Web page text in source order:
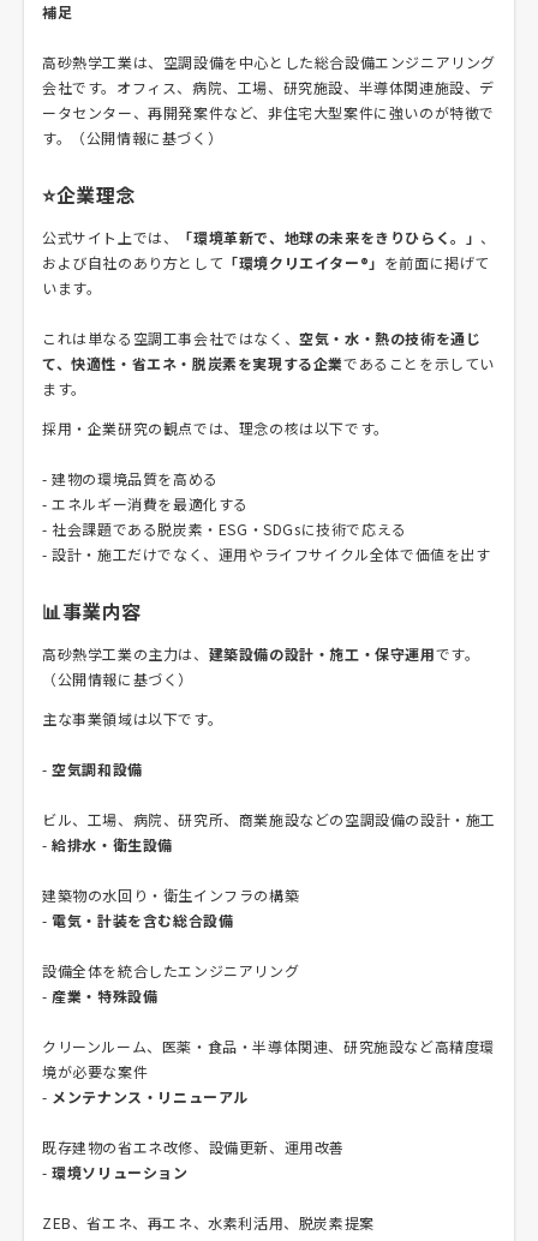
補足
高砂熱学工業は、空調設備を中心とした総合設備エンジニアリング
会社です。オフィス、病院、工場、研究施設、半導体関連施設、デ
ータセンター、再開発案件など、非住宅大型案件に強いのが特徴で
す。（公開情報に基づく）
⭐企業理念
公式サイト上では、 「環境革新で、地球の未来をきりひらく。」 、
および自社のあり方として 「環境クリエイター®」 を前面に掲げて
います。
これは単なる空調工事会社ではなく、空気・水・熱の技術を通じ
て、快適性・省エネ・脱炭素を実現する企業であることを示してい
ます。
採用・企業研究の観点では、理念の核は以下です。
- 建物の環境品質を高める
- エネルギー消費を最適化する
- 社会課題である脱炭素・ESG・SDGsに技術で応える
- 設計・施工だけでなく、運用やライフサイクル全体で価値を出す
📊事業内容
高砂熱学工業の主力は、 建築設備の設計・施工・保守運用です。
（公開情報に基づく）
主な事業領域は以下です。
-空気調和設備
ビル、工場、病院、研究所、商業施設などの空調設備の設計・施工
-給排水・衛生設備
建築物の水回り・衛生インフラの構築
-電気・計装を含む総合設備
設備全体を統合したエンジニアリング
- 産業・特殊設備
クリーンルーム、医薬・食品・半導体関連、研究施設など高精度環
境が必要な案件
- メンテナンス・リニューアル
既存建物の省エネ改修、設備更新、運用改善
-環境ソリューション
ZEB、省エネ、再エネ、水素利活用、脱炭素提案